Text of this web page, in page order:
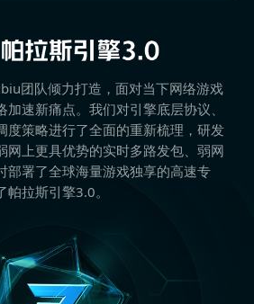
团队倾力打造，面对当下网络游戏
速新痛点。我们对引擎底层协议、
度策略进行了全面的重新梳理，研发
网上更具优势的实时多路发包、弱网
部署了全球海量游戏独享的高速专
拉斯引擎3.0。